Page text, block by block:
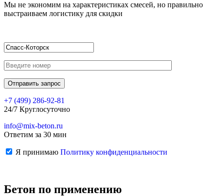
Мы не экономим на характеристиках смесей, но правильно
выстраиваем логистику для скидки
+7 (499) 286-92-81
24/7 Круглосуточно
info@mix-beton.ru
Ответим за 30 мин
Я принимаю Политику конфиденциальности
Бетон по применению